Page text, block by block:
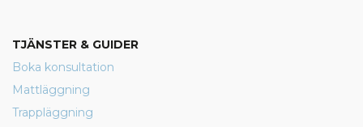
TJÄNSTER & GUIDER
Boka konsultation
Mattläggning
Trappläggning